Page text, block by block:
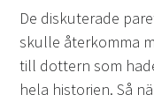
De diskuterade
skulle återkomma
till dottern som
hela historien. Så